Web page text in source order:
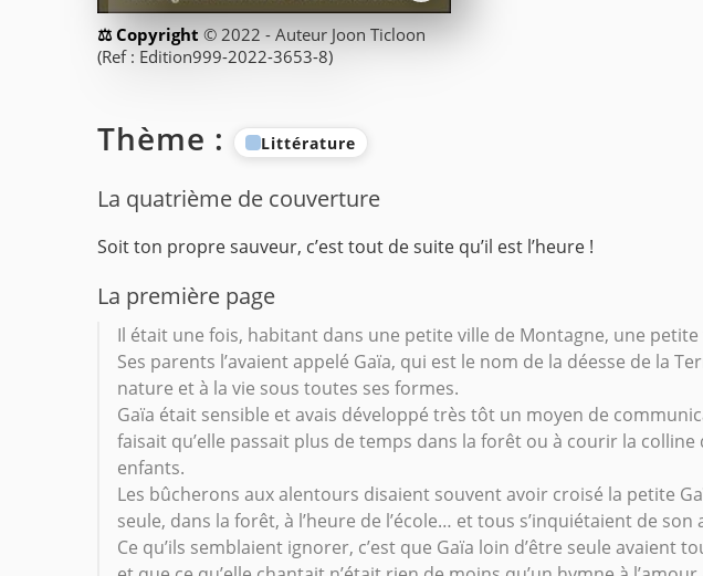
© 2022 - Auteur Joon Ticloon
(Ref : Edition999-2022-3653-8)
Thème : Littérature
La quatrième de couverture
Soit ton propre sauveur, c’est tout de suite qu’il est l’heure !
La première page
Il était une fois, habitant dans une petite ville de Montagne, une petite
Ses parents l’avaient appelé Gaïa, qui est le nom de la déesse de la
nature et à la vie sous toutes ses formes.
Gaïa était sensible et avais développé très tôt un moyen de
faisait qu’elle passait plus de temps dans la forêt ou à courir la colline
enfants.
Les bûcherons aux alentours disaient souvent avoir croisé la petite
seule, dans la forêt, à l’heure de l’école… et tous s’inquiétaient de son
Ce qu’ils semblaient ignorer, c’est que Gaïa loin d’être seule avaient